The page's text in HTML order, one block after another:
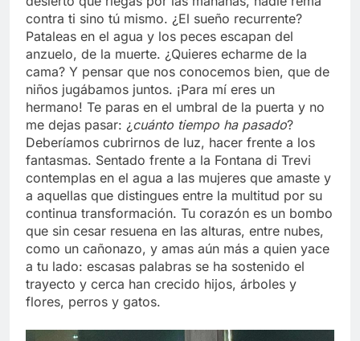
contra ti sino tú mismo. ¿El sueño recurrente?
Pataleas en el agua y los peces escapan del
anzuelo, de la muerte. ¿Quieres echarme de la
cama? Y pensar que nos conocemos bien, que de
niños jugábamos juntos. ¡Para mí eres un
hermano! Te paras en el umbral de la puerta y no
me dejas pasar: ¿cuánto tiempo ha pasado?
Deberíamos cubrirnos de luz, hacer frente a los
fantasmas. Sentado frente a la Fontana di Trevi
contemplas en el agua a las mujeres que amaste y
a aquellas que distingues entre la multitud por su
continua transformación. Tu corazón es un bombo
que sin cesar resuena en las alturas, entre nubes,
como un cañonazo, y amas aún más a quien yace
a tu lado: escasas palabras se ha sostenido el
trayecto y cerca han crecido hijos, árboles y
flores, perros y gatos.